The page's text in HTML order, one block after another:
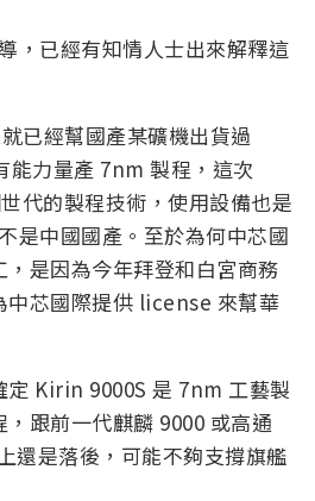
，已經有知情人士出來解釋這
已經幫國產某礦機出貨過
能力量產 7nm 製程，這次
代的製程技術，使用設備也是
是中國國產。至於為何中芯國
是因為今年拜登和白宮商務
中芯國際提供 license 來幫華
定 Kirin 9000S 是 7nm 工藝製
跟前一代麒麟 9000 或高通
還是落後，可能不夠支撐旗艦